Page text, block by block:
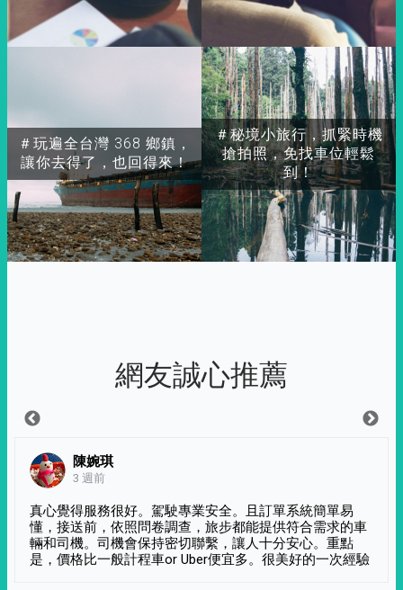
＃玩遍全台灣 368 鄉鎮，
讓你去得了，也回得來！
＃秘境小旅行，抓緊時機
搶拍照，免找車位輕鬆
到！
網友誠心推薦
陳婉琪
3 週前
真心覺得服務很好。駕駛專業安全。且訂單系統簡單易
懂，接送前，依照問卷調查，旅步都能提供符合需求的車
輛和司機。司機會保持密切聯繫，讓人十分安心。重點
是，價格比一般計程車or Uber便宜多。很美好的一次經驗